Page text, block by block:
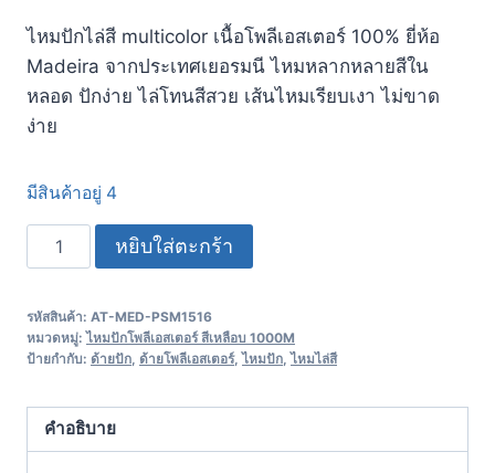
ไหมปักไล่สี multicolor เนื้อโพลีเอสเตอร์ 100% ยี่ห้อ
Madeira จากประเทศเยอรมนี​ ไหมหลากหลายสีใน
หลอด ปักง่าย ไล่โทนสีสวย เส้นไหมเรียบเงา ไม่ขาด
ง่าย
มีสินค้าอยู่ 4
หยิบใส่ตะกร้า
รหัสสินค้า: AT-MED-PSM1516
หมวดหมู่:ไหมปักโพลีเอสเตอร์ สีเหลือบ 1000M
ป้ายกำกับ: ด้ายปัก ด้ายโพลีเอสเตอร์,ไหมปัก ,ไหมไล่สี
คำอธิบาย